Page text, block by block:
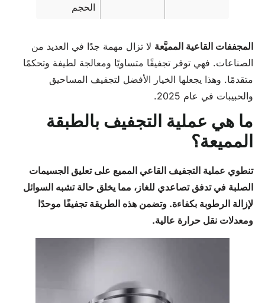
الحجم
المجففات القاعية المميَّعة لا تزال مهمة جدًا في العديد من
الصناعات. فهي توفر تجفيفًا متساويًا ومعالجة لطيفة وتحكمًا
متقدمًا. وهذا يجعلها الخيار الأفضل لتجفيف المساحيق
والحبيبات في عام 2025.
ما هي عملية التجفيف بالطبقة
المميعة؟
تنطوي عملية التجفيف القاعي المميع على تعليق الجسيمات
الصلبة في تدفق تصاعدي للغاز، مما يخلق حالة تشبه السوائل
لإزالة الرطوبة بكفاءة. وتضمن هذه الطريقة تجفيفًا موحدًا
ومعدلات نقل حرارة عالية.